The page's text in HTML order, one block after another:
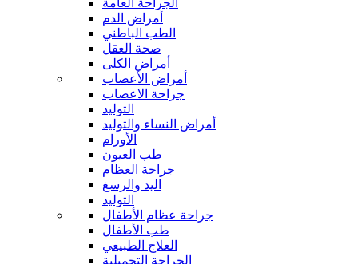
أمراض الدم
الطب الباطني
صحة العقل
أمراض الكلى
أمراض الأعصاب
جراحة الاعصاب
التوليد
أمراض النساء والتوليد
الأورام
طب العيون
جراحة العظام
اليد والرسغ
التوليد
جراحة عظام الأطفال
طب الأطفال
العلاج الطبيعي
الجراحة التجميلية